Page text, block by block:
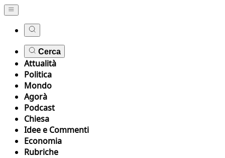
Cerca
Attualità
Politica
Mondo
Agorà
Podcast
Chiesa
Idee e Commenti
Economia
Rubriche